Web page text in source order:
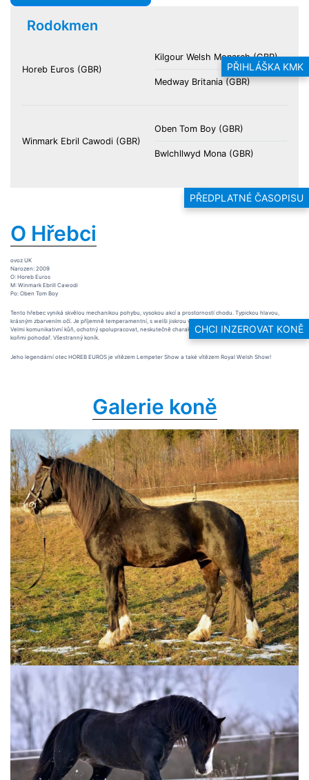
PŘIHLÁŠKA KMK
PŘEDPLATNÉ ČASOPISU
CHCI INZEROVAT KONĚ
Rodokmen
Horeb Euros (GBR)
Kilgour Welsh Monarch (GBR)
Medway Britania (GBR)
Winmark Ebril Cawodi (GBR)
Oben Tom Boy (GBR)
Bwlchllwyd Mona (GBR)
O Hřebci
ovoz UK
Narozen: 2009
O: Horeb Euros
M: Winmark Ebrill Cawodi
Po: Oben Tom Boy
Tento hřebec vyniká skvělou mechanikou pohybu, vysokou akcí a prostorností chodu. Typickou hlavou,
krásným zbarvením očí. Je příjemně temperamentní, s welši jiskrou v oku.
Velmi komunikativní kůň, ochotný spolupracovat, neskutečně charakterní zvíře. Pod sedlem příjemný, mezi
koňmi pohodař. Všestranný koník.
Jeho legendární otec HOREB EUROS je vítězem Lempeter Show a také vítězem Royal Welsh Show!
Galerie koně